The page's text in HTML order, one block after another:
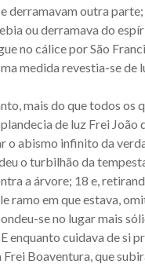
derramavam outra parte;
ou derramava do
no cálice por São
medida revestia-se de
mais do que todos os
de luz Frei João
o abismo infinito da
o turbilhão da
a árvore; 18 e,
ramo em que estava,
se no lugar mais
en­quanto cuidava de si
Frei Boaventura, que